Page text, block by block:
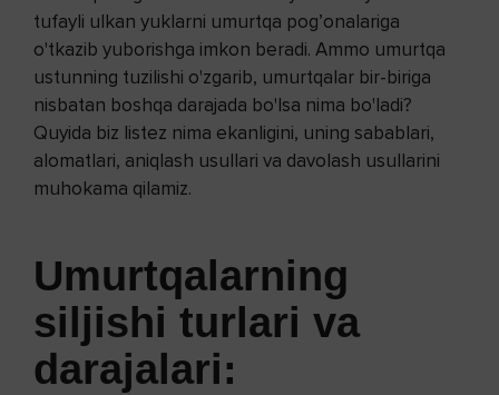
tufayli ulkan yuklarni umurtqa pog’onalariga
o'tkazib yuborishga imkon beradi. Ammo umurtqa
ustunning tuzilishi o'zgarib, umurtqalar bir-biriga
nisbatan boshqa darajada bo'lsa nima bo'ladi?
Quyida biz listez nima ekanligini, uning sabablari,
alomatlari, aniqlash usullari va davolash usullarini
muhokama qilamiz.
Umurtqalarning
siljishi turlari va
darajalari: